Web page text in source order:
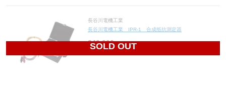
SOLD OUT
長谷川電機工業
長谷川電機工業 IPR-1 合成抵抗測定器
240,000円(税込264,000円)